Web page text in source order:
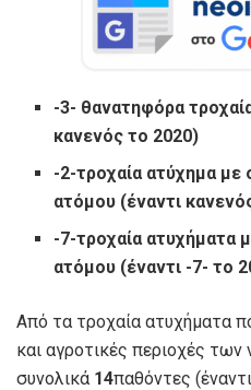
-3- θανατηφόρα
κανενός το 2020)
-2-τροχαία ατύχημα με
ατόμου (έναντι
-7-τροχαία ατυχήματα
ατόμου (έναντι -7- το
Από τα τροχαία ατυχήματα
και αγροτικές περιοχές
συνολικά 14παθόντες